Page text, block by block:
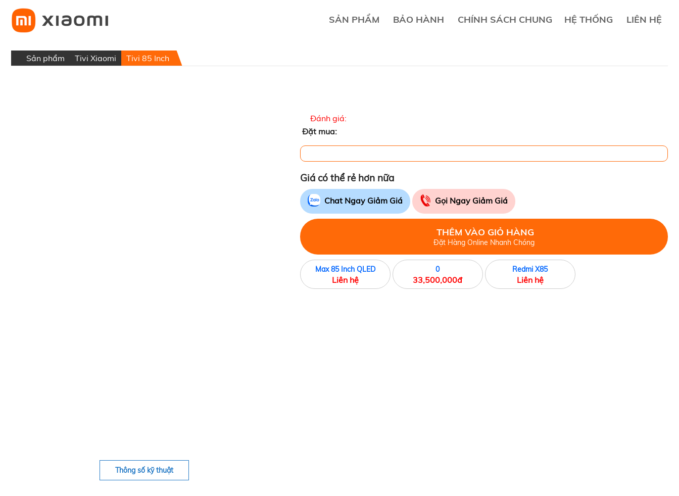
SẢN PHẨM BẢO HÀNH CHÍNH SÁCH CHUNG HỆ THỐNG LIÊN HỆ
Sản phẩm Tivi Xiaomi Tivi 85 Inch
Thông số kỹ thuật
Đánh giá:
Đặt mua:
Giá có thể rẻ hơn nữa
Chat Ngay Giảm Giá Gọi Ngay Giảm Giá
THÊM VÀO GIỎ HÀNG
Đặt Hàng Online Nhanh Chóng
Max 85 Inch QLED
Liên hệ
0
33,500,000đ
Redmi X85
Liên hệ